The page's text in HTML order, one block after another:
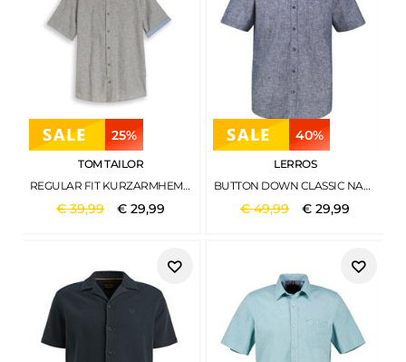
25%
TOM TAILOR
REGULAR FIT KURZARMHEMD MIT LEINENANTEIL FADED LEAF GREEN CHAMBRAY
€39,99 €29,99
40%
LERROS
BUTTON DOWN CLASSIC NAVY
€49,99 €29,99